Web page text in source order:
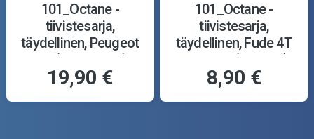
101_Octane -
tiivistesarja,
täydellinen, Peugeot
13- (vaaka, vesi)
19,90 €
101_Octane -
tiivistesarja,
täydellinen, Fude 4T
12-tuum. (430mm)
8,90 €